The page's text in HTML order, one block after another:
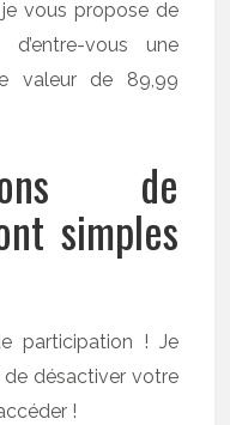
vous propose de
vous une
valeur de 89,99
de
simples
participation ! Je
désactiver votre
!